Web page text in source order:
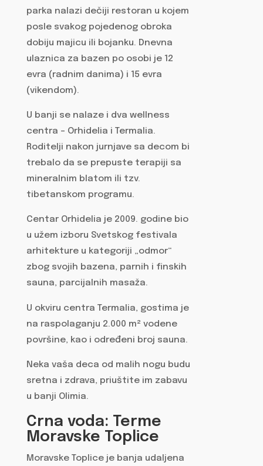
parka nalazi dečiji restoran u kojem
posle svakog pojedenog obroka
dobiju majicu ili bojanku. Dnevna
ulaznica za bazen po osobi je 12
evra (radnim danima) i 15 evra
(vikendom).
U banji se nalaze i dva wellness
centra – Orhidelia i Termalia.
Roditelji nakon jurnjave sa decom bi
trebalo da se prepuste terapiji sa
mineralnim blatom ili tzv.
tibetanskom programu.
Centar Orhidelia je 2009. godine bio
u užem izboru Svetskog festivala
arhitekture u kategoriji „odmor“
zbog svojih bazena, parnih i finskih
sauna, parcijalnih masaža.
U okviru centra Termalia, gostima je
na raspolaganju 2.000 m² vodene
površine, kao i određeni broj sauna.
Neka vaša deca od malih nogu budu
sretna i zdrava, priuštite im zabavu
u banji Olimia.
Crna voda: Terme
Moravske Toplice
Moravske Toplice je banja udaljena